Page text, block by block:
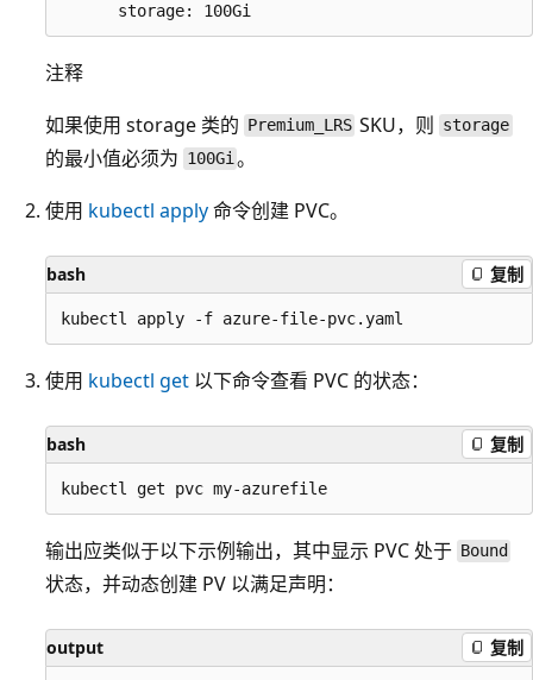
注释
如果使用 storage 类的 Premium_LRS SKU，则 storage
的最小值必须为 100Gi。
使用 kubectl apply命令创建 PVC。
bash 复制
使用 kubectl get 以下命令查看 PVC 的状态：
bash 复制
输出应类似于以下示例输出，其中显示 PVC 处于 Bound
状态，并动态创建 PV 以满足声明：
output 复制